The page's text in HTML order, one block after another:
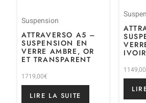
Suspension
ATTRAVERSO A5 –
SUSPENSION EN
VERRE AMBRE, OR
ET TRANSPARENT
1719,00€
LIRE LA SUITE
1149,00